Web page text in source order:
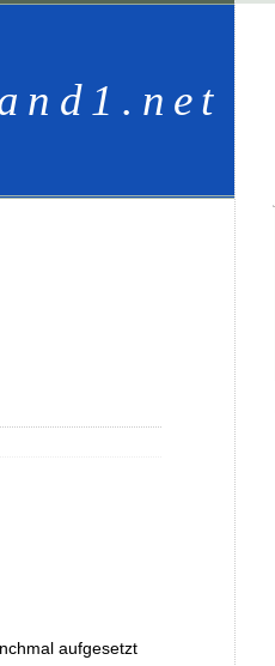
aufgesetzt